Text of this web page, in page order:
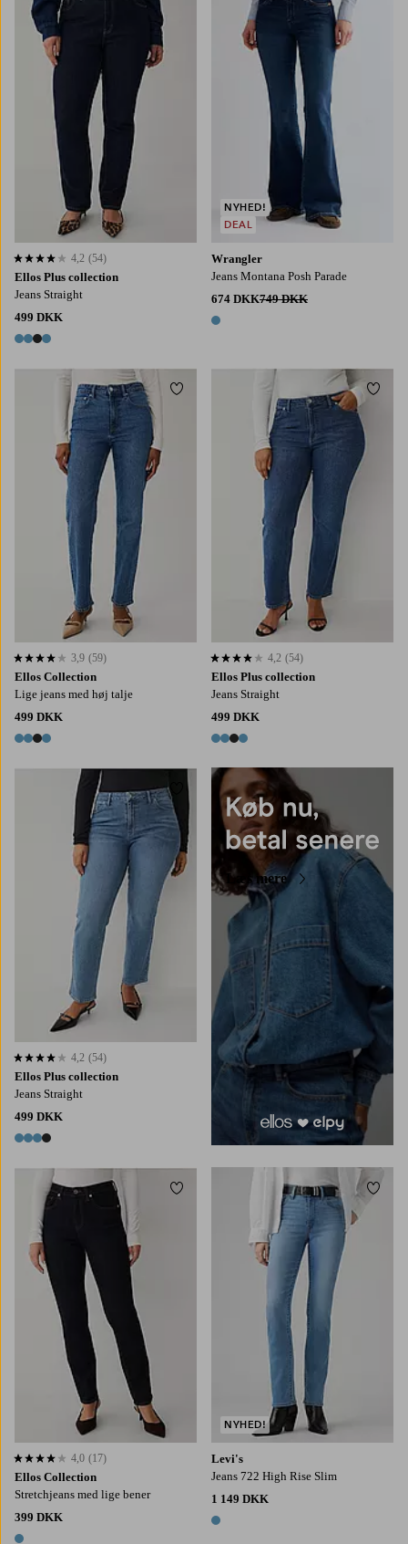
Ellos Plus collection
Jeans Straight
499 DKK
4 farver
4,2 baseret på 54 bedømmelser
4,2 (54)
Wrangler
Jeans Montana Posh Parade
674 DKK749 DKK
1 farve
NYHED!
DEAL
Ellos Collection
Lige jeans med høj talje
499 DKK
4 farver
3,9 baseret på 59 bedømmelser
3,9 (59)
Tilføj til favoritter
Ellos Plus collection
Jeans Straight
499 DKK
4 farver
4,2 baseret på 54 bedømmelser
4,2 (54)
Ellos Plus collection
Jeans Straight
499 DKK
4 farver
4,2 baseret på 54 bedømmelser
4,2 (54)
Tilføj til favoritter
Læs mere
Ellos Collection
Stretchjeans med lige bener
399 DKK
4,0 baseret på 17 bedømmelser
4,0 (17)
Tilføj til favoritter
Levi's
Jeans 722 High Rise Slim
1 149 DKK
1 farve
NYHED!